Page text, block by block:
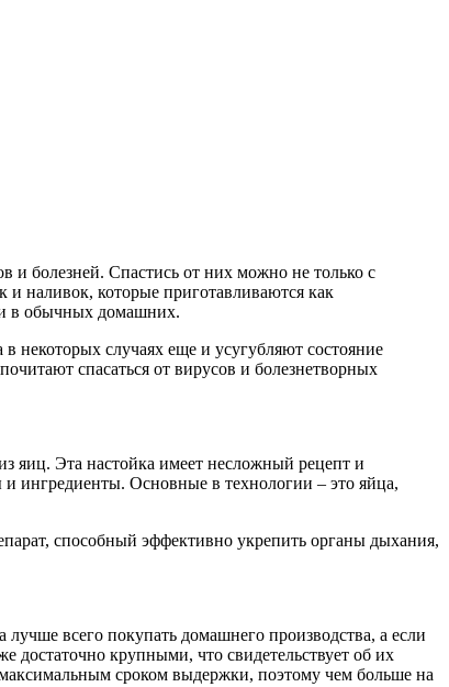
и болезней. Спастись от них можно не только с
наливок, которые приготавливаются как
и в обычных домашних.
некоторых случаях еще и усугубляют состояние
спасаться от вирусов и болезнетворных
яиц. Эта настойка имеет несложный рецепт и
ингредиенты. Основные в технологии – это яйца,
способный эффективно укрепить органы дыхания,
всего покупать домашнего производства, а если
крупными, что свидетельствует об их
сроком выдержки, поэтому чем больше на